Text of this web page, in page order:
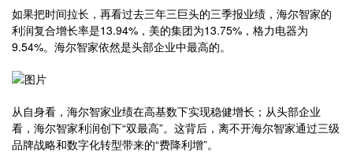
如果把时间拉长，再看过去三年三巨头的三季报业绩，海尔智家的
利润复合增长率是13.94%，美的集团为13.75%，格力电器为
9.54%。海尔智家依然是头部企业中最高的。
从自身看，海尔智家业绩在高基数下实现稳健增长；从头部企业
看，海尔智家利润创下“双最高”。这背后，离不开海尔智家通过三级
品牌战略和数字化转型带来的“费降利增”。